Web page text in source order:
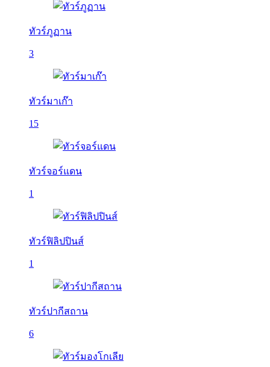
ทัวร์ภูฏาน
3
ทัวร์มาเก๊า
15
ทัวร์จอร์แดน
1
ทัวร์ฟิลิปปินส์
1
ทัวร์ปากีสถาน
6